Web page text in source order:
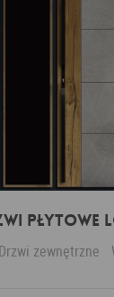
PŁYTOWE
Drzwi zewnętrzne